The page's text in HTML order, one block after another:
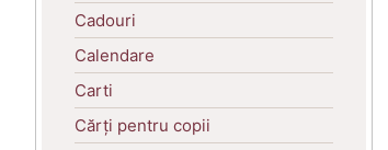
Cadouri
Calendare
Carti
Cărți pentru copii